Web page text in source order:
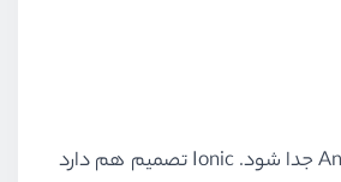
از زمانی که Ionic شروع به کار کرد، به نحوی به Angular وابسته بود. اما با ارائه نسخه چهارم Ionic توانست به یک شخصیت مستقل دست پیدا کند و از Angular جدا شود. Ionic تصمیم هم دارد